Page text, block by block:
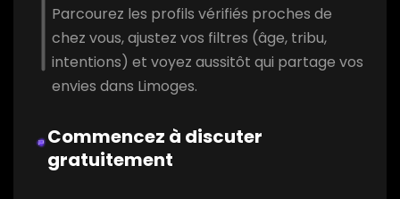
Parcourez les profils vérifiés proches de
chez vous, ajustez vos filtres (âge, tribu,
intentions) et voyez aussitôt qui partage vos
envies dans Limoges.
Commencez à discuter
gratuitement